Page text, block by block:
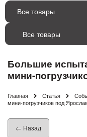
Все товары
Большие
мини-
Главная Статья
мини-погрузчиков под
← Назад